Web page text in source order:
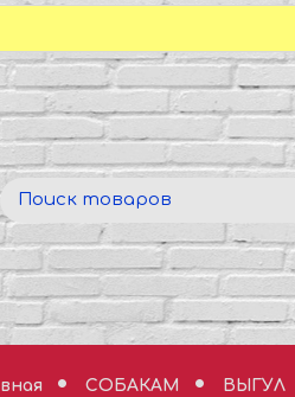
СОБАКАМ ВЫГУЛ